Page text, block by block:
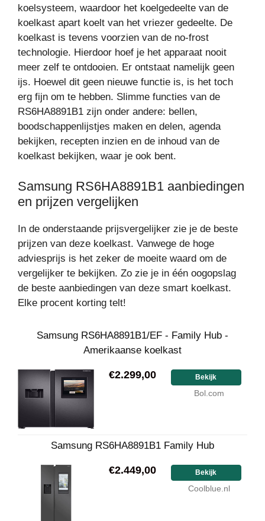
koelsysteem, waardoor het koelgedeelte van de
koelkast apart koelt van het vriezer gedeelte. De
koelkast is tevens voorzien van de no-frost
technologie. Hierdoor hoef je het apparaat nooit
meer zelf te ontdooien. Er ontstaat namelijk geen
ijs. Hoewel dit geen nieuwe functie is, is het toch
erg fijn om te hebben. Slimme functies van de
RS6HA8891B1 zijn onder andere: bellen,
boodschappenlijstjes maken en delen, agenda
bekijken, recepten inzien en de inhoud van de
koelkast bekijken, waar je ook bent.
Samsung RS6HA8891B1 aanbiedingen
en prijzen vergelijken
In de onderstaande prijsvergelijker zie je de beste
prijzen van deze koelkast. Vanwege de hoge
adviesprijs is het zeker de moeite waard om de
vergelijker te bekijken. Zo zie je in één oogopslag
de beste aanbiedingen van deze smart koelkast.
Elke procent korting telt!
Samsung RS6HA8891B1/EF - Family Hub -
Amerikaanse koelkast
€2.299,00 Bekijk
Bol.com
Samsung RS6HA8891B1 Family Hub
€2.449,00 Bekijk
Coolblue.nl